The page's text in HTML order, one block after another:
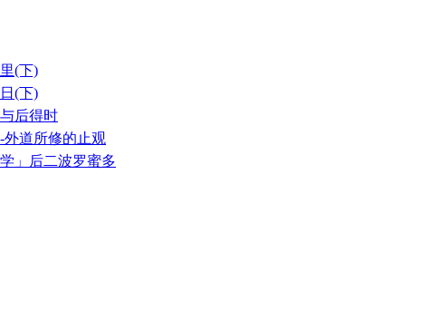
(下)
(下)
后得时
外道所修的止观
」后二波罗蜜多